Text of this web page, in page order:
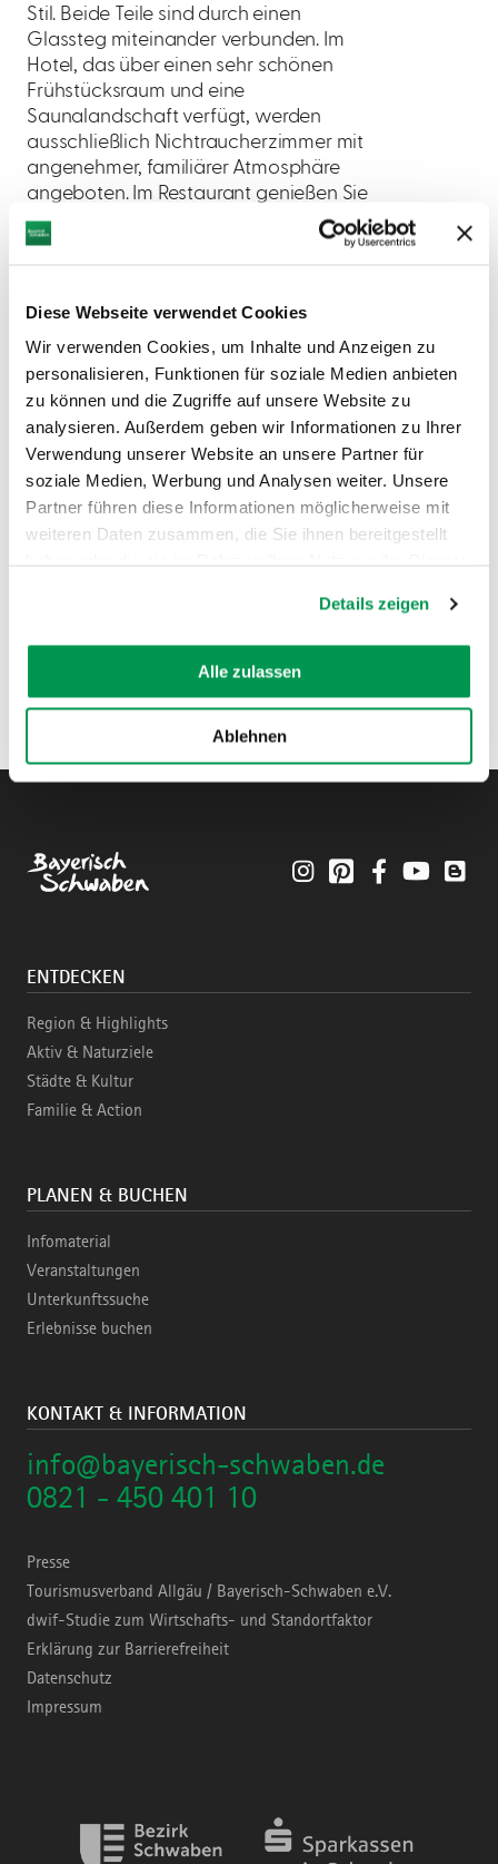
Diese Webseite verwendet Cookies
Wir verwenden Cookies, um Inhalte und Anzeigen zu
personalisieren, Funktionen für soziale Medien anbieten
zu können und die Zugriffe auf unsere Website zu
analysieren. Außerdem geben wir Informationen zu Ihrer
Verwendung unserer Website an unsere Partner für
soziale Medien, Werbung und Analysen weiter. Unsere
Partner führen diese Informationen möglicherweise mit
weiteren Daten zusammen, die Sie ihnen bereitgestellt
Details zeigen
Alle zulassen
Ablehnen
Stil. Beide Teile sind durch einen
Glassteg miteinander verbunden. Im
Hotel, das über einen sehr schönen
Frühstücksraum und eine
Saunalandschaft verfügt, werden
ausschließlich Nichtraucherzimmer mit
angenehmer, familiärer Atmosphäre
angeboten. Im Restaurant genießen Sie
eine ausgezeichnete und
abwechslungsreiche Küche.
AUF DER KARTE ANZEIGEN
InstagramPinterestFacebookYouTube
ENTDECKEN
Region & Highlights
Aktiv & Naturziele
Städte & Kultur
Familie & Action
PLANEN & BUCHEN
Infomaterial
Veranstaltungen
Unterkunftssuche
Erlebnisse buchen
KONTAKT & INFORMATION
info@bayerisch-schwaben.de
0821 - 450 401 10
Presse
Tourismusverband Allgäu / Bayerisch-Schwaben e.V.
dwif-Studie zum Wirtschafts- und Standortfaktor
Erklärung zur Barrierefreiheit
Datenschutz
Impressum